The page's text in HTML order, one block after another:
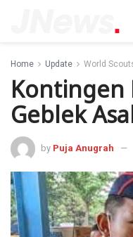
Home Update World
Kontingen
Geblek
by Puja Anugrah